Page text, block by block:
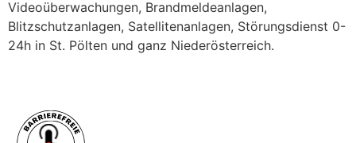
Videoüberwachungen, Brandmeldeanlagen,
Blitzschutzanlagen, Satellitenanlagen, Störungsdienst 0-
24h in St. Pölten und ganz Niederösterreich.